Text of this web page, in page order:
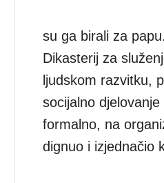
su ga birali za
Dikasterij za
ljudskom razvitku,
socijalno
formalno, na
dignuo i izjednačio